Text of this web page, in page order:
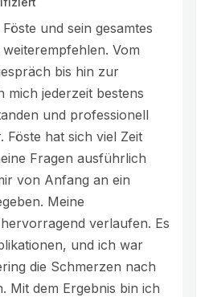
und sein gesamtes
Vom
bis hin zur
mich jederzeit bestens
und professionell
Föste hat sich viel Zeit
Fragen ausführlich
von Anfang an ein
Meine
verlaufen. Es
und ich war
die Schmerzen nach
Mit dem Ergebnis bin ich